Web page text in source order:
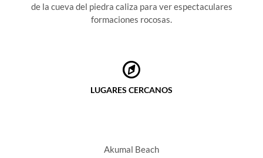
de la cueva del piedra caliza para ver espectaculares
formaciones rocosas.
LUGARES CERCANOS
Akumal Beach